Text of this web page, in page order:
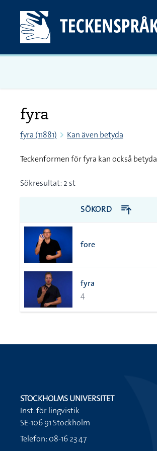
fyra
fyra (11881) Kan även betyda
Teckenformen för fyra kan också betyda
Sökresultat: 2 st
SÖKORD
fore
fyra
4
STOCKHOLMS UNIVERSITET
Inst. för lingvistik
SE-106 91 Stockholm
Telefon: 08-16 23 47